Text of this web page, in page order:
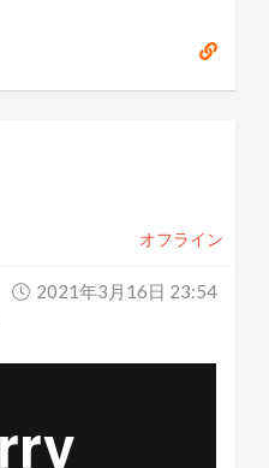
オフライン
2021年3月16日 23:54